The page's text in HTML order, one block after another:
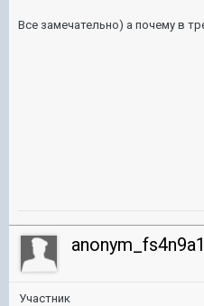
Все замечательно) а почему в
Участник